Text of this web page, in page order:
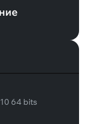
64 bits